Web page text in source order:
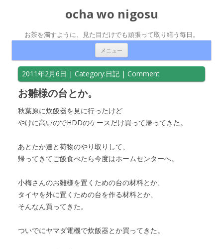
ocha wo nigosu
お茶を濁すように、見た目だけでも頑張って取り繕う毎日。
メニュー
2011年2月6日 | Category:日記 | Comment
お雛様の台とか。
秋葉原に炊飯器を見に行ったけど
やけに高いのでHDDのケースだけ買って帰ってきた。
あとたか達と荷物のやり取りして、
帰ってきてご飯食べたら今度はホームセンターへ。
小梅さんのお雛様を置くための台の材料とか、
タイヤを外に置くための台を作る材料とか、
そんなん買ってきた。
ついでにヤマダ電機で炊飯器とか買ってきた。